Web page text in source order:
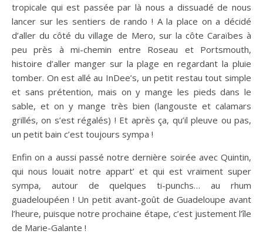
tropicale qui est passée par là nous a dissuadé de nous
lancer sur les sentiers de rando ! A la place on a décidé
d’aller du côté du village de Mero, sur la côte Caraïbes à
peu près à mi-chemin entre Roseau et Portsmouth,
histoire d’aller manger sur la plage en regardant la pluie
tomber. On est allé au InDee’s, un petit restau tout simple
et sans prétention, mais on y mange les pieds dans le
sable, et on y mange très bien (langouste et calamars
grillés, on s’est régalés) ! Et après ça, qu’il pleuve ou pas,
un petit bain c’est toujours sympa !
Enfin on a aussi passé notre dernière soirée avec Quintin,
qui nous louait notre appart’ et qui est vraiment super
sympa, autour de quelques ti-punchs… au rhum
guadeloupéen ! Un petit avant-goût de Guadeloupe avant
l’heure, puisque notre prochaine étape, c’est justement l’île
de Marie-Galante !